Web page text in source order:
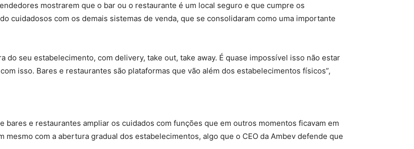
mostrarem que o bar ou o restaurante é um local seguro e que cumpre os
cuidadosos com os demais sistemas de venda, que se consolidaram como uma importante
do seu estabelecimento, com delivery, take out, take away. É quase impossível isso não estar
isso. Bares e restaurantes são plataformas que vão além dos estabelecimentos físicos”,
bares e restaurantes ampliar os cuidados com funções que em outros momentos ficavam em
mesmo com a abertura gradual dos estabelecimentos, algo que o CEO da Ambev defende que